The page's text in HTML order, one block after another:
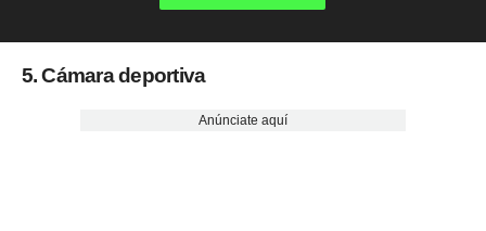
5. Cámara deportiva
Anúnciate aquí